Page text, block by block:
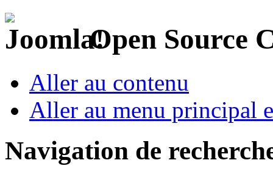
Open Source
Aller au contenu
Aller au menu principal
Navigation de